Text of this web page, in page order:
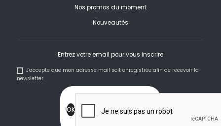
Nos promos du moment
Nouveautés
Entrez votre email pour vous inscrire
J'accepte que mon adresse mail soit enregistrée afin de recevoir la
newsletter.